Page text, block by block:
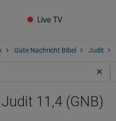
Live TV
Gute Nachricht Bibel Judit
11,4 (GNB)